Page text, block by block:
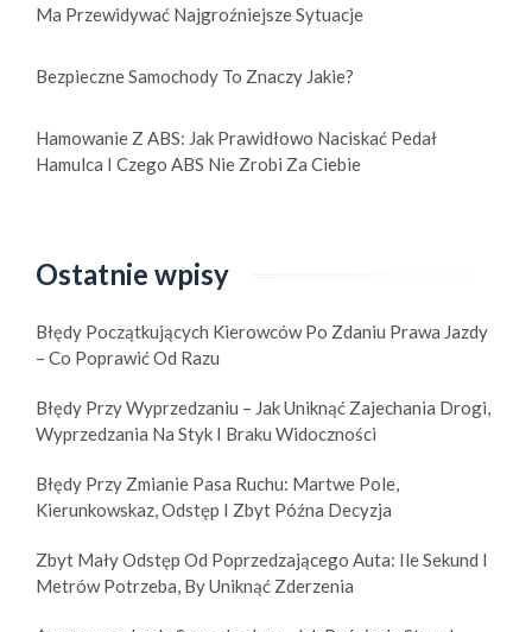
Ma Przewidywać Najgroźniejsze Sytuacje
Bezpieczne Samochody To Znaczy Jakie?
Hamowanie Z ABS: Jak Prawidłowo Naciskać Pedał
Hamulca I Czego ABS Nie Zrobi Za Ciebie
Ostatnie wpisy
Błędy Początkujących Kierowców Po Zdaniu Prawa Jazdy
– Co Poprawić Od Razu
Błędy Przy Wyprzedzaniu – Jak Uniknąć Zajechania Drogi,
Wyprzedzania Na Styk I Braku Widoczności
Błędy Przy Zmianie Pasa Ruchu: Martwe Pole,
Kierunkowskaz, Odstęp I Zbyt Późna Decyzja
Zbyt Mały Odstęp Od Poprzedzającego Auta: Ile Sekund I
Metrów Potrzeba, By Uniknąć Zderzenia